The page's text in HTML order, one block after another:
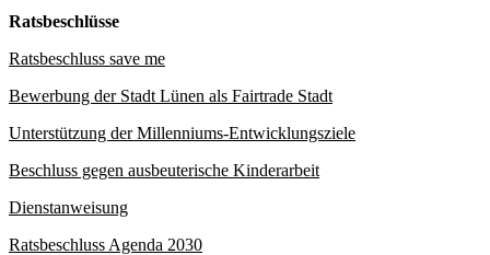
Ratsbeschlüsse
Ratsbeschluss save me
Bewerbung der Stadt Lünen als Fairtrade Stadt
Unterstützung der Millenniums-Entwicklungsziele
Beschluss gegen ausbeuterische Kinderarbeit
Dienstanweisung
Ratsbeschluss Agenda 2030